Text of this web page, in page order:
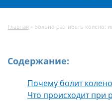
Главная » Больно разгибать колено:
Содержание:
Почему болит колено
Что происходит при